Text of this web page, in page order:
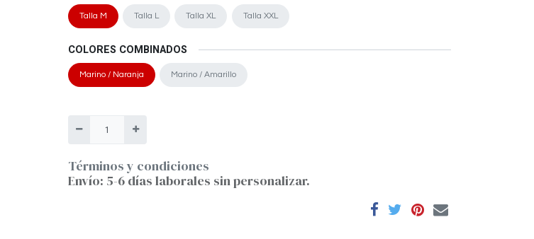
Talla M Talla L Talla XL Talla XXL
COLORES COMBINADOS
Marino / Naranja Marino / Amarillo
Términos y condiciones
Envío: 5-6 días laborales sin personalizar.